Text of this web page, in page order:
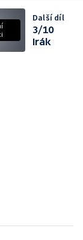
Další díl
3/10
Irák